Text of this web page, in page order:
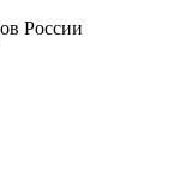
России